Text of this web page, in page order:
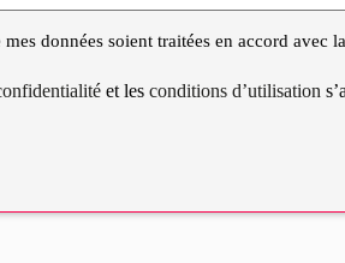
mes données soient traitées en accord
et lesconditions d’utilisation